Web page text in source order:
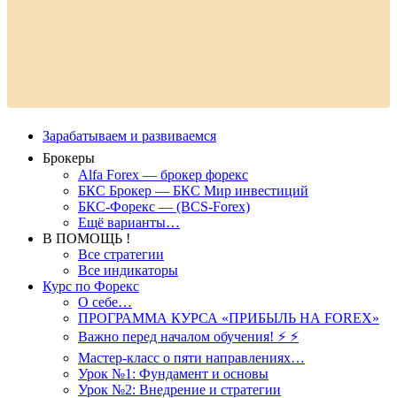
Зарабатываем и развиваемся
Брокеры
Alfa Forex — брокер форекс
БКС Брокер — БКС Мир инвестиций
БКС-Форекс — (BCS-Forex)
Ещё варианты…
В ПОМОЩЬ !
Все стратегии
Все индикаторы
Курс по Форекс
О себе…
ПРОГРАММА КУРСА «ПРИБЫЛЬ НА FOREX»
Важно перед началом обучения! ⚡ ⚡
Мастер-класс о пяти направлениях…
Урок №1: Фундамент и основы
Урок №2: Внедрение и стратегии